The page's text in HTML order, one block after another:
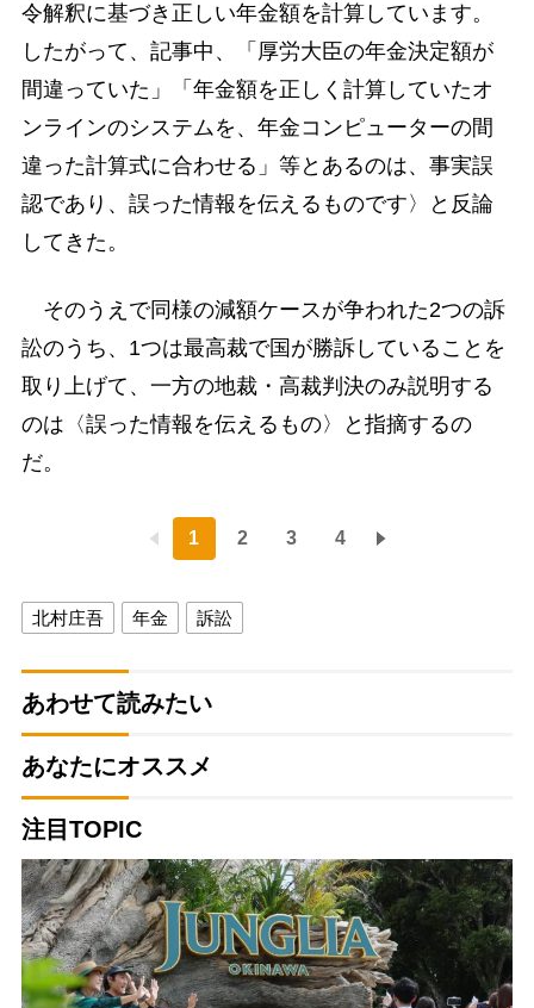
令解釈に基づき正しい年金額を計算しています。
したがって、記事中、「厚労大臣の年金決定額が
間違っていた」「年金額を正しく計算していたオ
ンラインのシステムを、年金コンピューターの間
違った計算式に合わせる」等とあるのは、事実誤
認であり、誤った情報を伝えるものです〉と反論
してきた。
そのうえで同様の減額ケースが争われた2つの訴
訟のうち、1つは最高裁で国が勝訴していることを
取り上げて、一方の地裁・高裁判決のみ説明する
のは〈誤った情報を伝えるもの〉と指摘するの
だ。
1 2 3 4
北村庄吾 年金 訴訟
あわせて読みたい
あなたにオススメ
注目TOPIC